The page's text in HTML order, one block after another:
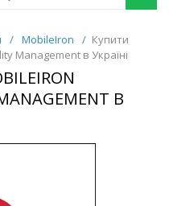
/ MobileIron / Купити
Management в Україні
В